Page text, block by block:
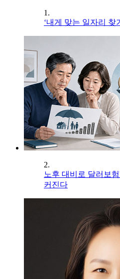
1.
‘내게 맞는 일자리 찾
2.
노후 대비로 달러보
커진다